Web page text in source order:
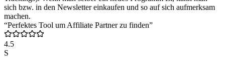
sich bzw. in den Newsletter einkaufen und so auf sich aufmerksam
machen.
“Perfektes Tool um Affiliate Partner zu finden”
4.5
S